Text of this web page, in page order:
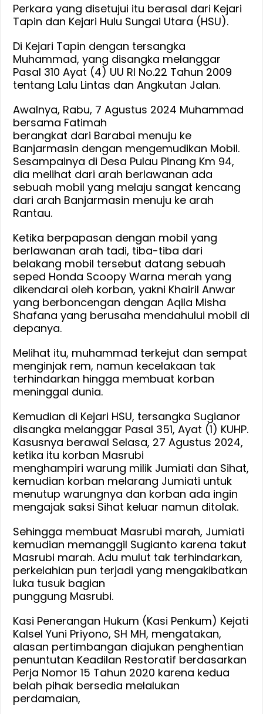
Perkara yang disetujui itu berasal dari Kejari
Tapin dan Kejari Hulu Sungai Utara (HSU).
Di Kejari Tapin dengan tersangka
Muhammad, yang disangka melanggar
Pasal 310 Ayat (4) UU RI No.22 Tahun 2009
tentang Lalu Lintas dan Angkutan Jalan.
Awalnya, Rabu, 7 Agustus 2024 Muhammad
bersama Fatimah
berangkat dari Barabai menuju ke
Banjarmasin dengan mengemudikan Mobil.
Sesampainya di Desa Pulau Pinang Km 94,
dia melihat dari arah berlawanan ada
sebuah mobil yang melaju sangat kencang
dari arah Banjarmasin menuju ke arah
Rantau.
Ketika berpapasan dengan mobil yang
berlawanan arah tadi, tiba-tiba dari
belakang mobil tersebut datang sebuah
seped Honda Scoopy Warna merah yang
dikendarai oleh korban, yakni Khairil Anwar
yang berboncengan dengan Aqila Misha
Shafana yang berusaha mendahului mobil di
depanya.
Melihat itu, muhammad terkejut dan sempat
menginjak rem, namun kecelakaan tak
terhindarkan hingga membuat korban
meninggal dunia.
Kemudian di Kejari HSU, tersangka Sugianor
disangka melanggar Pasal 351, Ayat (1) KUHP.
Kasusnya berawal Selasa, 27 Agustus 2024,
ketika itu korban Masrubi
menghampiri warung milik Jumiati dan Sihat,
kemudian korban melarang Jumiati untuk
menutup warungnya dan korban ada ingin
mengajak saksi Sihat keluar namun ditolak.
Sehingga membuat Masrubi marah, Jumiati
kemudian memanggil Sugianto karena takut
Masrubi marah. Adu mulut tak terhindarkan,
perkelahian pun terjadi yang mengakibatkan
luka tusuk bagian
punggung Masrubi.
Kasi Penerangan Hukum (Kasi Penkum) Kejati
Kalsel Yuni Priyono, SH MH, mengatakan,
alasan pertimbangan diajukan penghentian
penuntutan Keadilan Restoratif berdasarkan
Perja Nomor 15 Tahun 2020 karena kedua
belah pihak bersedia melalukan
perdamaian,